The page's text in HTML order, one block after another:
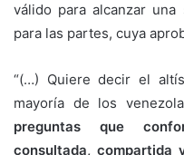
válido para alcanzar
para las partes, cuya
“(…) Quiere decir el
mayoría de los
preguntas que
consultada, compartida